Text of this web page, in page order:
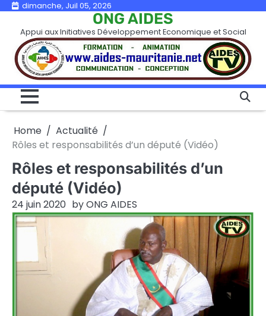
Skip
content
dimanche, Juil 05, 2026
ONG AIDES
Appui aux Initiatives Développement Economique et Social
Home
Actualité
Rôles et responsabilités d’un député (Vidéo)
Rôles et responsabilités d’un
député (Vidéo)
24 juin 2020 byONG AIDES